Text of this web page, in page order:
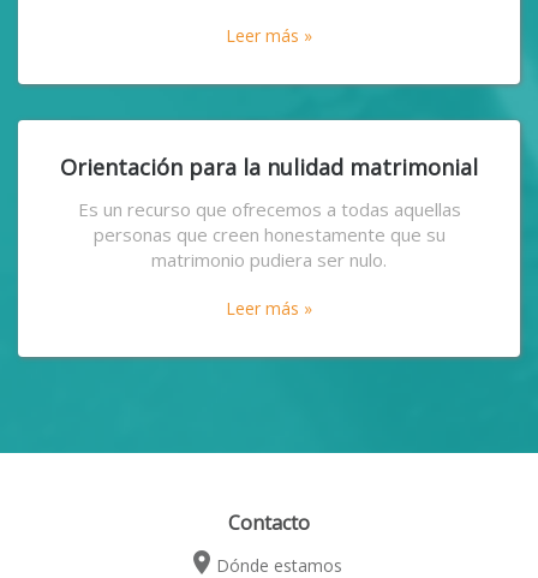
Leer más »
Orientación para la nulidad matrimonial
Es un recurso que ofrecemos a todas aquellas
personas que creen honestamente que su
matrimonio pudiera ser nulo.
Leer más »
Contacto
place Dónde estamos